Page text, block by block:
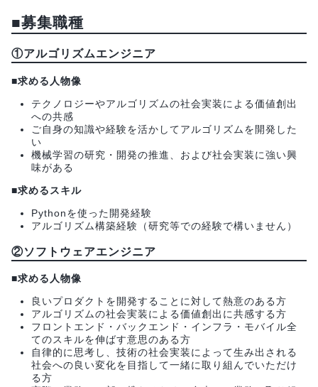
■募集職種
①アルゴリズムエンジニア
■求める人物像
テクノロジーやアルゴリズムの社会実装による価値創出
への共感
ご自身の知識や経験を活かしてアルゴリズムを開発した
い
機械学習の研究・開発の推進、および社会実装に強い興
味がある
■求めるスキル
Pythonを使った開発経験
アルゴリズム構築経験（研究等での経験で構いません）
②ソフトウェアエンジニア
■求める人物像
良いプロダクトを開発することに対して熱意のある方
アルゴリズムの社会実装による価値創出に共感する方
フロントエンド・バックエンド・インフラ・モバイル全
てのスキルを伸ばす意思のある方
自律的に思考し、技術の社会実装によって生み出される
社会への良い変化を目指して一緒に取り組んでいただけ
る方